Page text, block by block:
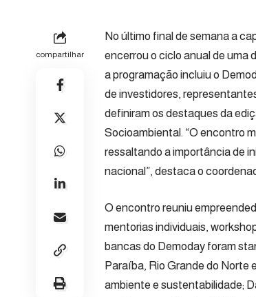
compartilhar
No último final de semana a
encerrou o ciclo anual de uma
a programação incluiu o
de investidores,
definiram os destaques da
Socioambiental. “O encontro
ressaltando a importância de
nacional”, destaca o
O encontro reuniu
mentorias individuais,
bancas do Demoday foram
Paraíba, Rio Grande do
ambiente e sustentabilidade;